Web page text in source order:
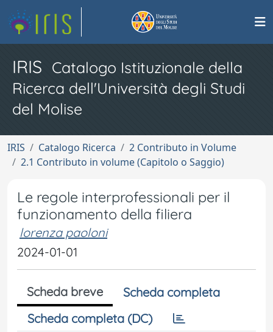
IRIS Catalogo Istituzionale della
Ricerca dell'Università degli Studi
del Molise
IRIS Catalogo Ricerca
2 Contributo in Volume
2.1 Contributo in volume (Capitolo o Saggio)
Le regole interprofessionali per il
funzionamento della filiera
lorenza paoloni
2024-01-01
Scheda breve
Scheda completa
Scheda completa (DC)